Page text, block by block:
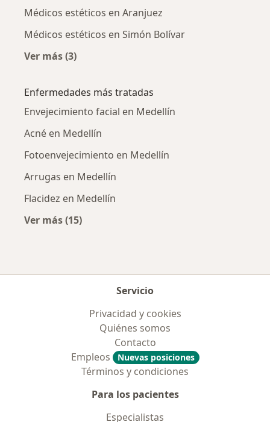
Médicos estéticos en Aranjuez
Médicos estéticos en Simón Bolívar
Ver más (3)
Enfermedades más tratadas
Envejecimiento facial en Medellín
Acné en Medellín
Fotoenvejecimiento en Medellín
Arrugas en Medellín
Flacidez en Medellín
Ver más (15)
Servicio
Privacidad y cookies
Quiénes somos
Contacto
Empleos
Nuevas posiciones
Términos y condiciones
Para los pacientes
Especialistas